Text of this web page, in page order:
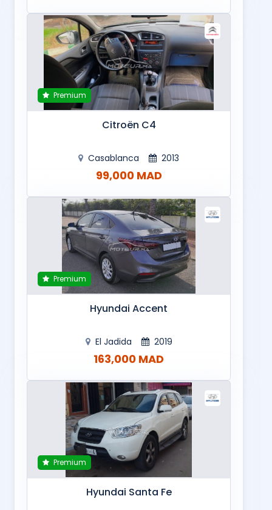
Premium
Citroën C4
Casablanca 2013
99,000 MAD
Premium
Hyundai Accent
El Jadida 2019
163,000 MAD
Premium
Hyundai Santa Fe